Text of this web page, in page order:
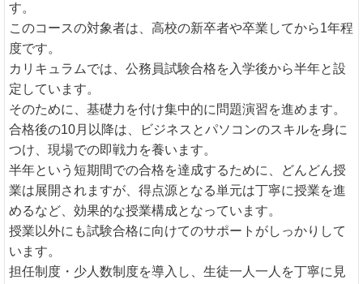
す。
このコースの対象者は、高校の新卒者や卒業してから1年程
度です。
カリキュラムでは、公務員試験合格を入学後から半年と設
定しています。
そのために、基礎力を付け集中的に問題演習を進めます。
合格後の10月以降は、ビジネスとパソコンのスキルを身に
つけ、現場での即戦力を養います。
半年という短期間での合格を達成するために、どんどん授
業は展開されますが、得点源となる単元は丁寧に授業を進
めるなど、効果的な授業構成となっています。
授業以外にも試験合格に向けてのサポートがしっかりして
います。
担任制度・少人数制度を導入し、生徒一人一人を丁寧に見